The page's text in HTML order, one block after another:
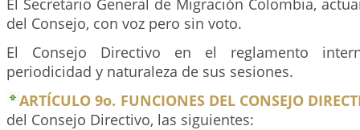
El Secretario General de Migración Colombia,
del Consejo, con voz pero sin voto.
El Consejo Directivo en el reglamento
periodicidad y naturaleza de sus sesiones.
ARTÍCULO 9o. FUNCIONES DEL CONSEJO
del Consejo Directivo, las siguientes: